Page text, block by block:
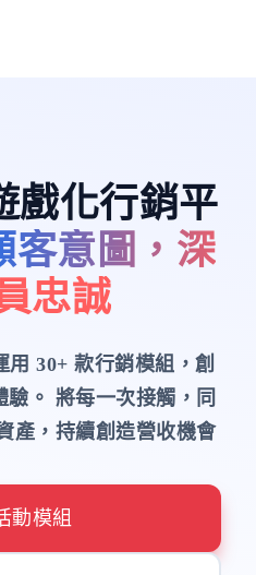
戲化行銷平
客意圖，深
忠誠
30+ 款行銷模組，創
驗。 將每一次接觸，同
產，持續創造營收機會
動模組